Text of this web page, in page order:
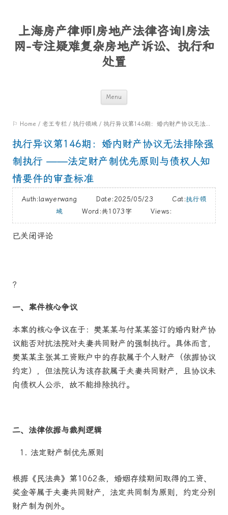
上海房产律师|房地产法律咨询|房法
网-专注疑难复杂房地产诉讼、执行和
处置
Menu
content
⚐ Home / 老王专栏 / 执行领域 / 执行异议第146期：婚内财产协议无法排除强制执行 ——法定财产制优先原则与债权人知情要件的审查标准
执行异议第146期：婚内财产协议无法排除强
制执行 ——法定财产制优先原则与债权人知
情要件的审查标准
Auth:lawyerwang Date:2025/05/23 Cat:执行领
域 Word:共1073字 Views:
已关闭评论
?
一、案件核心争议
本案的核心争议在于：樊某某与付某某签订的婚内财产协
议能否对抗法院对夫妻共同财产的强制执行。具体而言，
樊某某主张其工资账户中的存款属于个人财产（依据协议
约定），但法院认为该存款属于夫妻共同财产，且协议未
向债权人公示，故不能排除执行。
二、法律依据与裁判逻辑
法定财产制优先原则
根据《民法典》第1062条，婚姻存续期间取得的工资、
奖金等属于夫妻共同财产，法定共同制为原则，约定分别
财产制为例外。